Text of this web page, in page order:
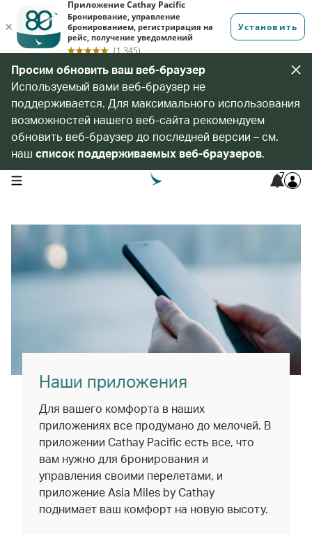
Просим обновить ваш веб-браузер
Используемый вами веб-браузер не
поддерживается. Для максимального использования
возможностей нашего веб-сайта рекомендуем
обновить веб-браузер до последней версии – см.
наш список поддерживаемых веб-браузеров.
open navigation menu 7
Наши приложения
Для вашего комфорта в наших
приложениях все продумано до мелочей. В
приложении Cathay Pacific есть все, что
вам нужно для бронирования и
управления своими перелетами, и
приложение Asia Miles by Cathay
поднимает ваш комфорт на новую высоту.